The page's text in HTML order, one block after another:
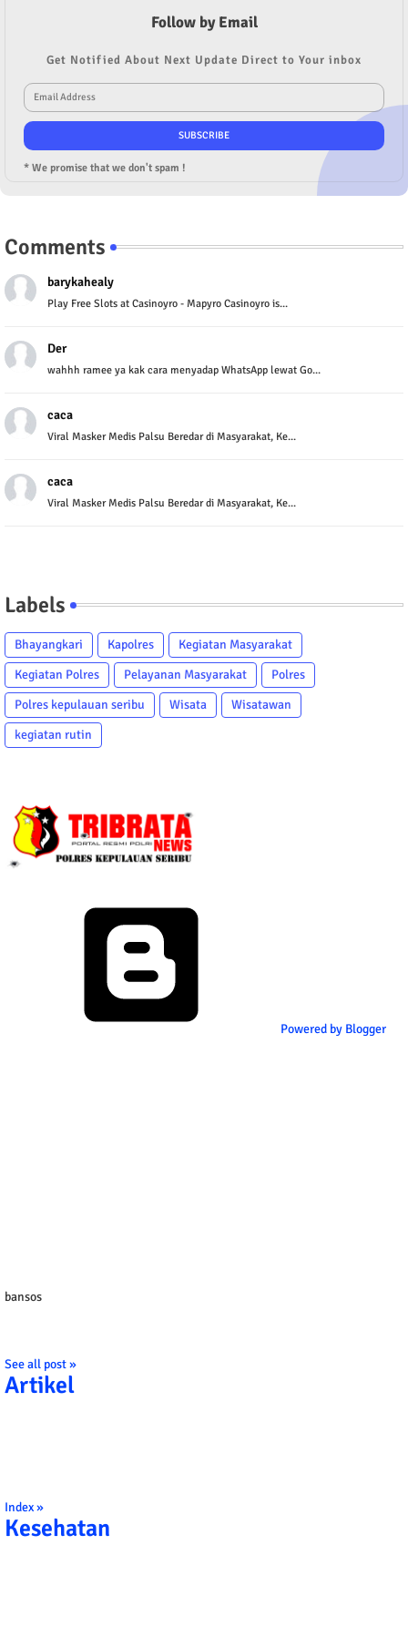
Follow by Email
Get Notified About Next Update Direct to Your inbox
* We promise that we don't spam !
Comments
barykahealy
Play Free Slots at Casinoyro - Mapyro Casinoyro is...
Der
wahhh ramee ya kak cara menyadap WhatsApp lewat Go...
caca
Viral Masker Medis Palsu Beredar di Masyarakat, Ke...
caca
Viral Masker Medis Palsu Beredar di Masyarakat, Ke...
Labels
Bhayangkari Kapolres
Kegiatan Masyarakat
Kegiatan Polres
Pelayanan Masyarakat
Polres
Polres kepulauan seribu
Wisata
Wisatawan
kegiatan rutin
Powered by Blogger
bansos
See all post »
Artikel
Index »
Kesehatan